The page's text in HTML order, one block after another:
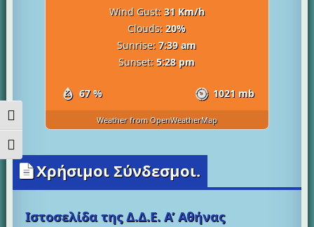
Εναλλαγή Υψηλής Αντίθεσης
Εναλλαγή Μεγέθους Γραμμάτων
67 % 1021 mb
Wind Gust: 31 Km/h
Clouds: 20%
Sunrise: 7:39 am
Sunset: 5:28 pm
Weather from OpenWeatherMap
Χρήσιμοι Σύνδεσμοι.
Ιστοσελίδα της Δ.Δ.Ε. Α’ Αθήνας